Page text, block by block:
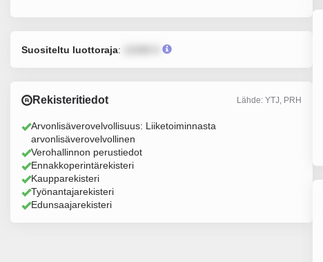
Suositeltu luottoraja:
Rekisteritiedot Lähde: YTJ, PRH
Arvonlisäverovelvollisuus: Liiketoiminnasta
arvonlisäverovelvollinen
Verohallinnon perustiedot
Ennakkoperintärekisteri
Kaupparekisteri
Työnantajarekisteri
Edunsaajarekisteri